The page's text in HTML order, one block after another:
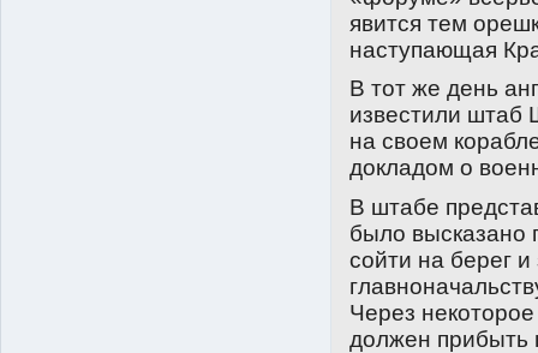
явится тем
наступающая
В тот же день
известили штаб
на своем
докладом о
В штабе
было высказано
сойти на берег
Через
должен прибыть